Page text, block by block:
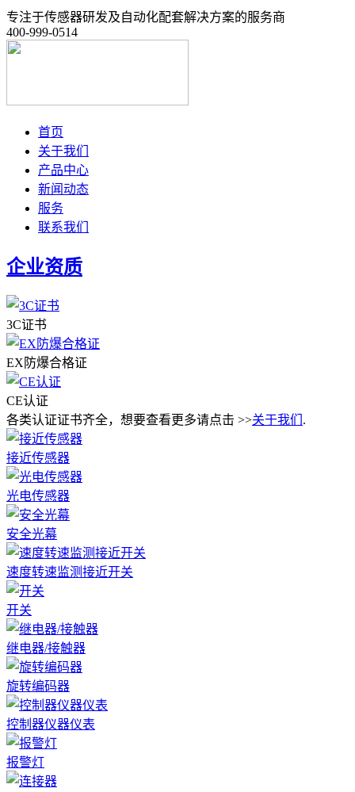
专注于传感器研发及自动化配套解决方案的服务商
400-999-0514
首页
关于我们
产品中心
新闻动态
服务
联系我们
企业资质
3C证书
EX防爆合格证
CE认证
各类认证证书齐全，想要查看更多请点击 >>关于我们 .
接近传感器
光电传感器
安全光幕
速度转速监测接近开关
开关
继电器/接触器
旋转编码器
控制器仪器仪表
报警灯